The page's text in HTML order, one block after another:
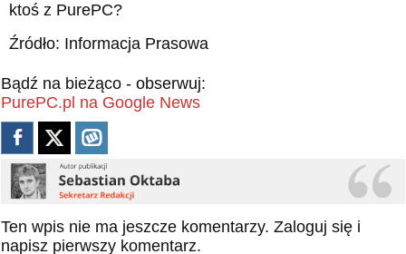
ktoś z PurePC?
Źródło: Informacja Prasowa
Bądź na bieżąco - obserwuj:
PurePC.pl na Google News
Ten wpis nie ma jeszcze komentarzy. Zaloguj się i
napisz pierwszy komentarz.